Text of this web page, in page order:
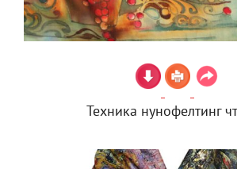
Техника нунофелтинг